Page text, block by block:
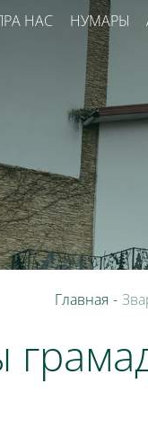
НАС НУМАРЫ
Главная -